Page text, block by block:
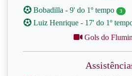
Bobadilla - 9' do 1º tempo 3
Luiz Henrique - 17' do 1º
Gols do